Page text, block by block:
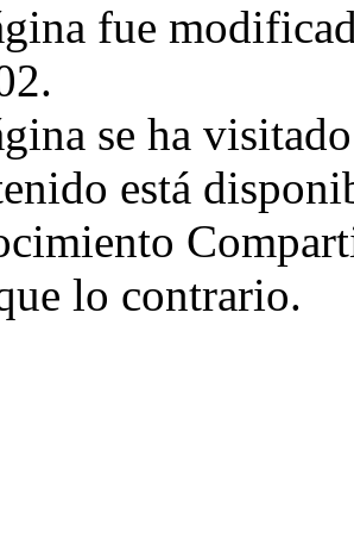
fue
se ha
está
lo contrario.